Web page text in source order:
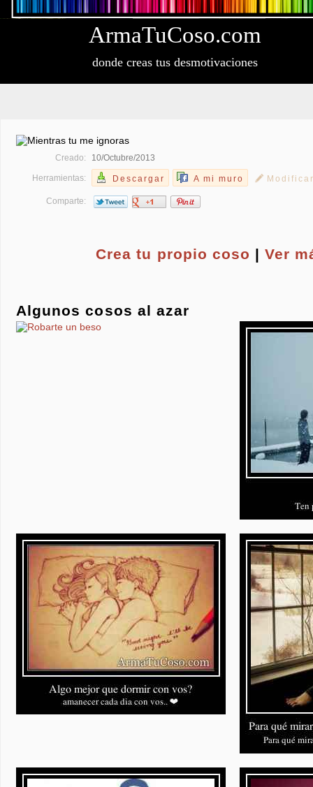
ArmaTuCoso.com
donde creas tus desmotivaciones
Creado: 10/Octubre/2013
Herramientas: Descargar A mi muro
Comparte:
Crea tu propio coso |Ver
Algunos cosos al azar